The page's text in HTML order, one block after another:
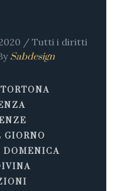
/ Tutti i diritti
Sabdesign
GIORNO
DOMENICA